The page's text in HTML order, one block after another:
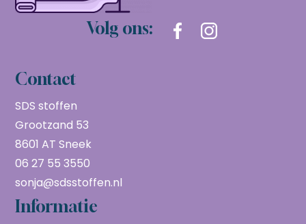
Volg ons:
Contact
SDS stoffen
Grootzand 53
8601 AT Sneek
06 27 55 3550
sonja@sdsstoffen.nl
Informatie